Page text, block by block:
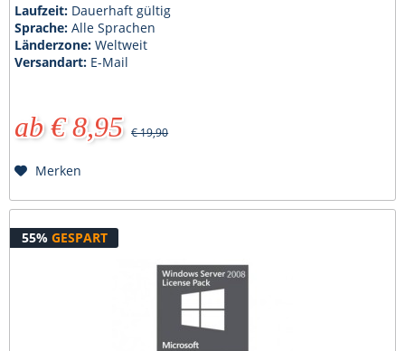
Laufzeit: Dauerhaft gültig
Sprache:Alle Sprachen
Länderzone:Weltweit
Versandart: E-Mail
ab € 8,95 € 19,90
Merken
55% GESPART